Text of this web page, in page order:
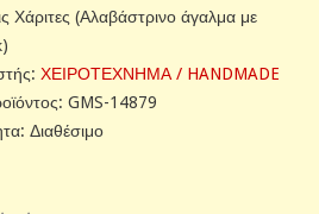
Χάριτες (Αλαβάστρινο άγαλμα με
ΧΕΙΡΟΤΕΧΝΗΜΑ / HANDMADE
GMS-14879
Διαθέσιμο